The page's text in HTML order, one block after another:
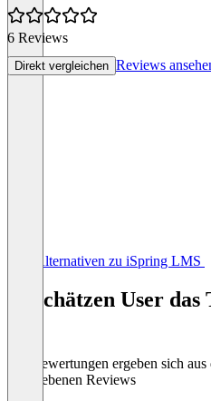
6 Reviews
Direkt vergleichen Reviews
Alle Alternativen zu iSpring LMS
So schätzen User
Die Bewertungen ergeben sich
abgegebenen Reviews